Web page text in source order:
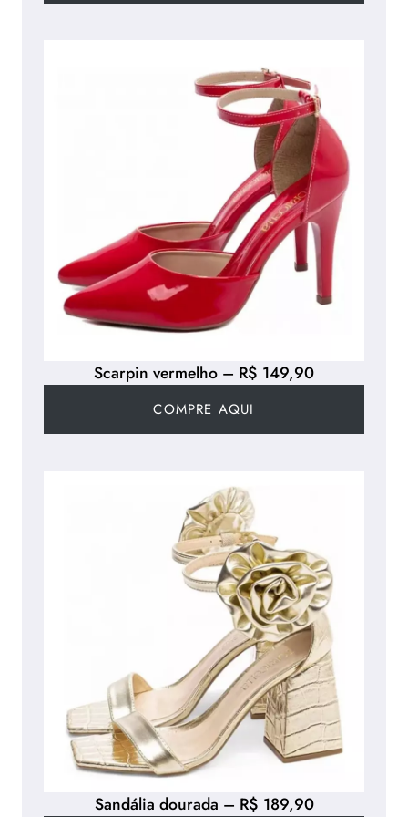
Sandália dourada – R$ 189,90
Scarpin vermelho – R$ 149,90
COMPRE AQUI